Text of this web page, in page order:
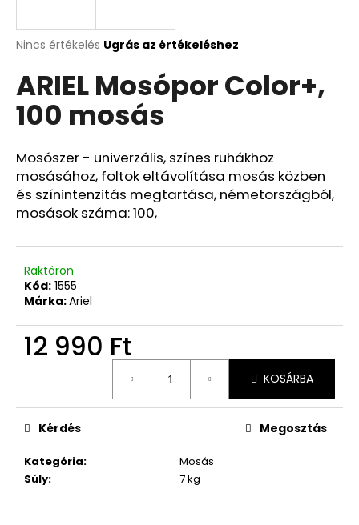
A
átlagos
értékelése
5-
ből
csillag.
Nincs értékelés Ugrás az értékeléshez
ARIEL Mosópor Color+,
100 mosás
Mosószer - univerzális, színes ruhákhoz
mosásához, foltok eltávolítása mosás közben
és színintenzitás megtartása, németországból,
mosások száma: 100,
Raktáron
Kód: 1555
Márka:Ariel
12 990 Ft
KOSÁRBA
Kategória:
Mosás
Súly: 7 kg
Kérdés Megosztás